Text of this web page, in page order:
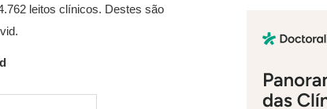
leitos clínicos. Destes são